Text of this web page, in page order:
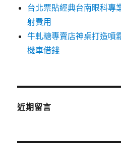
台北票貼經典台南眼科專
射費用
牛軋糖專賣店神桌打造噴
機車借錢
近期留言